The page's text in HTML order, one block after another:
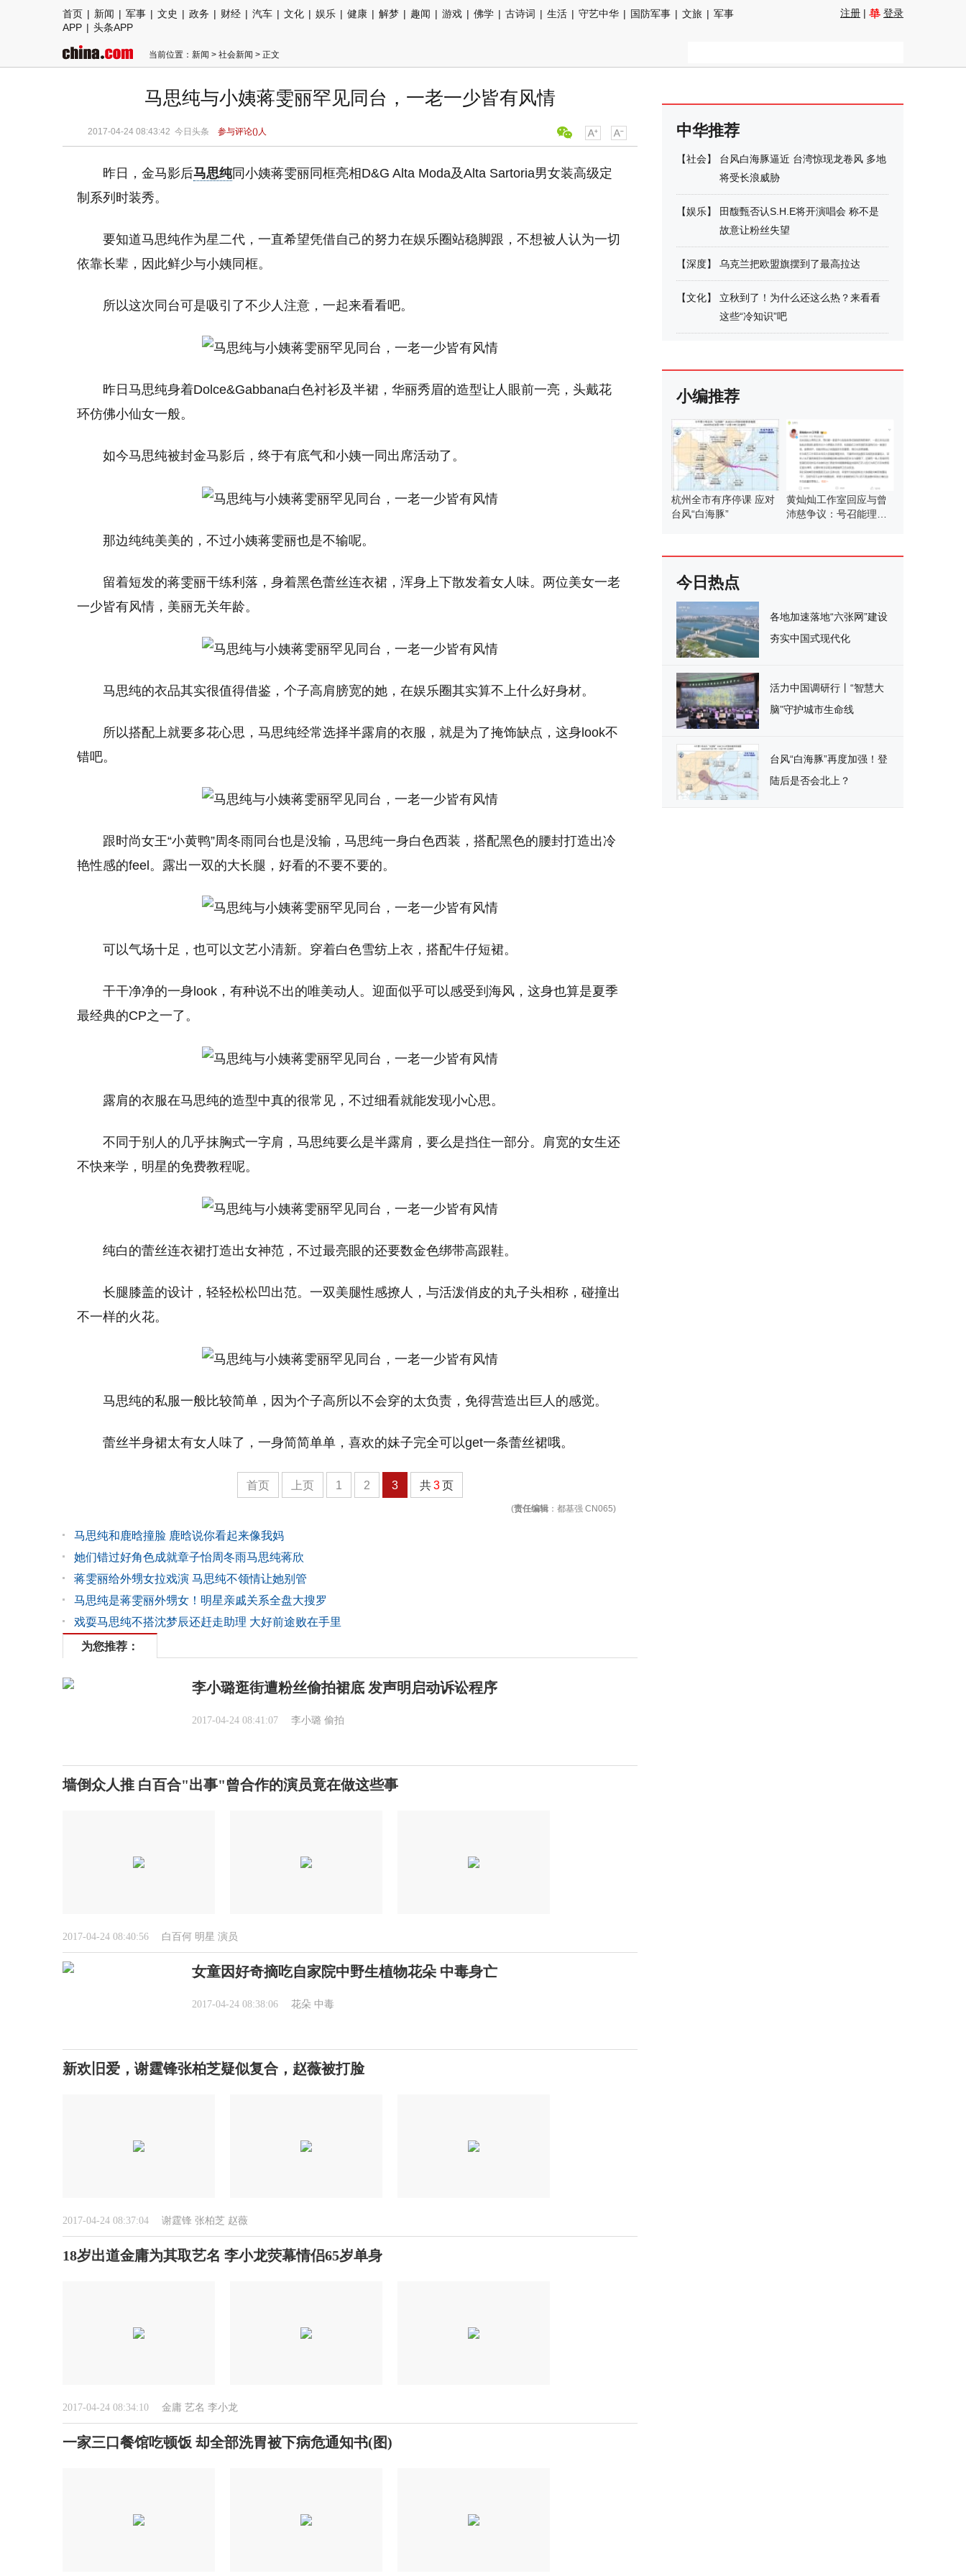
首页 | 新闻 | 军事 | 文史 | 政务 | 财经 | 汽车 | 文化 | 娱乐 | 健康 | 解梦 | 趣闻 | 游戏 | 佛学 | 古诗词 | 生活 | 守艺中华 | 国防军事 | 文旅 | 军事
APP | 头条APP
注册 | 登录
当前位置： 新闻 > 社会新闻 > 正文
马思纯与小姨蒋雯丽罕见同台，一老一少皆有风情
2017-04-24 08:43:42 今日头条 参与评论()人
昨日，金马影后马思纯同小姨蒋雯丽同框亮相D&G Alta Moda及Alta Sartoria男女装高级定
制系列时装秀。
要知道马思纯作为星二代，一直希望凭借自己的努力在娱乐圈站稳脚跟，不想被人认为一切
依靠长辈，因此鲜少与小姨同框。
所以这次同台可是吸引了不少人注意，一起来看看吧。
昨日马思纯身着Dolce&Gabbana白色衬衫及半裙，华丽秀眉的造型让人眼前一亮，头戴花
环仿佛小仙女一般。
如今马思纯被封金马影后，终于有底气和小姨一同出席活动了。
那边纯纯美美的，不过小姨蒋雯丽也是不输呢。
留着短发的蒋雯丽干练利落，身着黑色蕾丝连衣裙，浑身上下散发着女人味。两位美女一老
一少皆有风情，美丽无关年龄。
马思纯的衣品其实很值得借鉴，个子高肩膀宽的她，在娱乐圈其实算不上什么好身材。
所以搭配上就要多花心思，马思纯经常选择半露肩的衣服，就是为了掩饰缺点，这身look不
错吧。
跟时尚女王“小黄鸭”周冬雨同台也是没输，马思纯一身白色西装，搭配黑色的腰封打造出冷
艳性感的feel。露出一双的大长腿，好看的不要不要的。
可以气场十足，也可以文艺小清新。穿着白色雪纺上衣，搭配牛仔短裙。
干干净净的一身look，有种说不出的唯美动人。迎面似乎可以感受到海风，这身也算是夏季
最经典的CP之一了。
露肩的衣服在马思纯的造型中真的很常见，不过细看就能发现小心思。
不同于别人的几乎抹胸式一字肩，马思纯要么是半露肩，要么是挡住一部分。肩宽的女生还
不快来学，明星的免费教程呢。
纯白的蕾丝连衣裙打造出女神范，不过最亮眼的还要数金色绑带高跟鞋。
长腿膝盖的设计，轻轻松松凹出范。一双美腿性感撩人，与活泼俏皮的丸子头相称，碰撞出
不一样的火花。
马思纯的私服一般比较简单，因为个子高所以不会穿的太负责，免得营造出巨人的感觉。
蕾丝半身裙太有女人味了，一身简简单单，喜欢的妹子完全可以get一条蕾丝裙哦。
首页 上页 1 2 3 共3页
(责任编辑 ：都基强 CN065)
马思纯和鹿晗撞脸 鹿晗说你看起来像我妈
她们错过好角色成就章子怡周冬雨马思纯蒋欣
蒋雯丽给外甥女拉戏演 马思纯不领情让她别管
马思纯是蒋雯丽外甥女！明星亲戚关系全盘大搜罗
戏耍马思纯不搭沈梦辰还赶走助理 大好前途败在手里
为您推荐：
李小璐逛街遭粉丝偷拍裙底 发声明启动诉讼程序
2017-04-24 08:41:07 李小璐 偷拍
墙倒众人推 白百合"出事"曾合作的演员竟在做这些事
2017-04-24 08:40:56 白百何 明星 演员
女童因好奇摘吃自家院中野生植物花朵 中毒身亡
2017-04-24 08:38:06 花朵 中毒
新欢旧爱，谢霆锋张柏芝疑似复合，赵薇被打脸
2017-04-24 08:37:04 谢霆锋 张柏芝 赵薇
18岁出道金庸为其取艺名 李小龙荧幕情侣65岁单身
2017-04-24 08:34:10 金庸 艺名 李小龙
一家三口餐馆吃顿饭 却全部洗胃被下病危通知书(图)
中华推荐
【社会】
台风白海豚逼近 台湾惊现龙卷风 多地
将受长浪威胁
【娱乐】
田馥甄否认S.H.E将开演唱会 称不是
故意让粉丝失望
【深度】 乌克兰把欧盟旗摆到了最高拉达
【文化】
立秋到了！为什么还这么热？来看看
这些“冷知识”吧
小编推荐
杭州全市有序停课 应对
台风“白海豚”
黄灿灿工作室回应与曾
沛慈争议：号召能理智
今日热点
各地加速落地“六张网”建设
夯实中国式现代化
活力中国调研行丨“智慧大
脑”守护城市生命线
台风“白海豚”再度加强！登
陆后是否会北上？